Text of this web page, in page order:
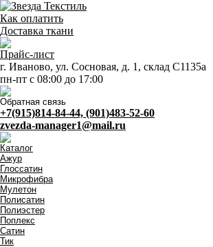
Как оплатить
Доставка ткани
Прайс-лист
г. Иваново, ул. Сосновая, д. 1, склад С1135а
пн-пт с 08:00 до 17:00
Обратная связь
+7(915)814-84-44, (901)483-52-60
zvezda-manager1@mail.ru
Каталог
Ажур
Глоссатин
Микрофибра
Мулетон
Полисатин
Полиэстер
Поплекс
Сатин
Тик